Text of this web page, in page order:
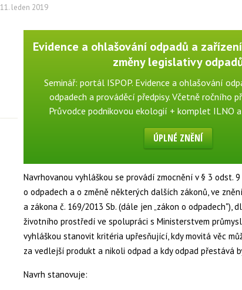
11. leden 2019
Evidence a ohlašování odpadů a
změny legislativy
Seminář: portál ISPOP. Evidence a ohlašování
odpadech a prováděcí předpisy. Včetně ročního
Průvodce podnikovou ekologií + komplet ILNO
ÚPLNÉ ZNĚNÍ
Navrhovanou vyhláškou se provádí zmocnění v § 3 odst.
o odpadech a o změně některých dalších zákonů, ve
a zákona č. 169/2013 Sb. (dále jen „zákon o odpadech"),
životního prostředí ve spolupráci s Ministerstvem
vyhláškou stanovit kritéria upřesňující, kdy movitá věc
za vedlejší produkt a nikoli odpad a kdy odpad přestává
Navrh stanovuje: